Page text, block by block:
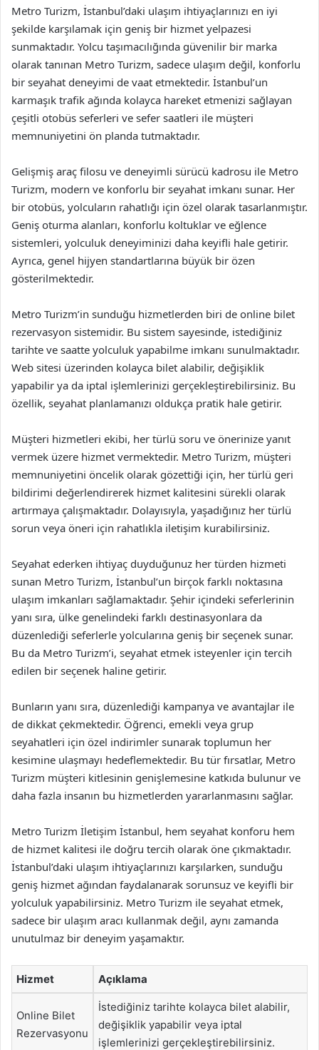
Metro Turizm, İstanbul’daki ulaşım ihtiyaçlarınızı en iyi
şekilde karşılamak için geniş bir hizmet yelpazesi
sunmaktadır. Yolcu taşımacılığında güvenilir bir marka
olarak tanınan Metro Turizm, sadece ulaşım değil, konforlu
bir seyahat deneyimi de vaat etmektedir. İstanbul’un
karmaşık trafik ağında kolayca hareket etmenizi sağlayan
çeşitli otobüs seferleri ve sefer saatleri ile müşteri
memnuniyetini ön planda tutmaktadır.
Gelişmiş araç filosu ve deneyimli sürücü kadrosu ile Metro
Turizm, modern ve konforlu bir seyahat imkanı sunar. Her
bir otobüs, yolcuların rahatlığı için özel olarak tasarlanmıştır.
Geniş oturma alanları, konforlu koltuklar ve eğlence
sistemleri, yolculuk deneyiminizi daha keyifli hale getirir.
Ayrıca, genel hijyen standartlarına büyük bir özen
gösterilmektedir.
Metro Turizm’in sunduğu hizmetlerden biri de online bilet
rezervasyon sistemidir. Bu sistem sayesinde, istediğiniz
tarihte ve saatte yolculuk yapabilme imkanı sunulmaktadır.
Web sitesi üzerinden kolayca bilet alabilir, değişiklik
yapabilir ya da iptal işlemlerinizi gerçekleştirebilirsiniz. Bu
özellik, seyahat planlamanızı oldukça pratik hale getirir.
Müşteri hizmetleri ekibi, her türlü soru ve önerinize yanıt
vermek üzere hizmet vermektedir. Metro Turizm, müşteri
memnuniyetini öncelik olarak gözettiği için, her türlü geri
bildirimi değerlendirerek hizmet kalitesini sürekli olarak
artırmaya çalışmaktadır. Dolayısıyla, yaşadığınız her türlü
sorun veya öneri için rahatlıkla iletişim kurabilirsiniz.
Seyahat ederken ihtiyaç duyduğunuz her türden hizmeti
sunan Metro Turizm, İstanbul’un birçok farklı noktasına
ulaşım imkanları sağlamaktadır. Şehir içindeki seferlerinin
yanı sıra, ülke genelindeki farklı destinasyonlara da
düzenlediği seferlerle yolcularına geniş bir seçenek sunar.
Bu da Metro Turizm’i, seyahat etmek isteyenler için tercih
edilen bir seçenek haline getirir.
Bunların yanı sıra, düzenlediği kampanya ve avantajlar ile
de dikkat çekmektedir. Öğrenci, emekli veya grup
seyahatleri için özel indirimler sunarak toplumun her
kesimine ulaşmayı hedeflemektedir. Bu tür fırsatlar, Metro
Turizm müşteri kitlesinin genişlemesine katkıda bulunur ve
daha fazla insanın bu hizmetlerden yararlanmasını sağlar.
Metro Turizm İletişim İstanbul, hem seyahat konforu hem
de hizmet kalitesi ile doğru tercih olarak öne çıkmaktadır.
İstanbul’daki ulaşım ihtiyaçlarınızı karşılarken, sunduğu
geniş hizmet ağından faydalanarak sorunsuz ve keyifli bir
yolculuk yapabilirsiniz. Metro Turizm ile seyahat etmek,
sadece bir ulaşım aracı kullanmak değil, aynı zamanda
unutulmaz bir deneyim yaşamaktır.
Hizmet Açıklama
Online Bilet
Rezervasyonu
İstediğiniz tarihte kolayca bilet alabilir,
değişiklik yapabilir veya iptal
işlemlerinizi gerçekleştirebilirsiniz.